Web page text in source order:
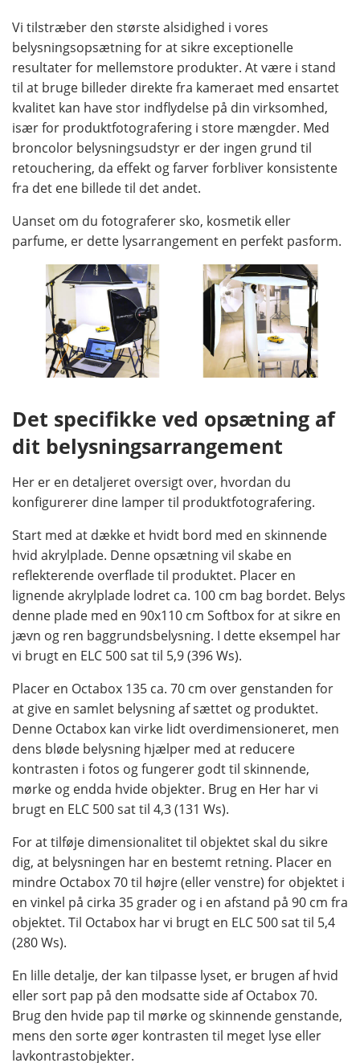
Vi tilstræber den største alsidighed i vores
belysningsopsætning for at sikre exceptionelle
resultater for mellemstore produkter. At være i stand
til at bruge billeder direkte fra kameraet med ensartet
kvalitet kan have stor indflydelse på din virksomhed,
især for produktfotografering i store mængder. Med
broncolor belysningsudstyr er der ingen grund til
retouchering, da effekt og farver forbliver konsistente
fra det ene billede til det andet.
Uanset om du fotograferer sko, kosmetik eller
parfume, er dette lysarrangement en perfekt pasform.
Det specifikke ved opsætning af
dit belysningsarrangement
Her er en detaljeret oversigt over, hvordan du
konfigurerer dine lamper til produktfotografering.
Start med at dække et hvidt bord med en skinnende
hvid akrylplade. Denne opsætning vil skabe en
reflekterende overflade til produktet. Placer en
lignende akrylplade lodret ca. 100 cm bag bordet. Belys
denne plade med en 90x110 cm Softbox for at sikre en
jævn og ren baggrundsbelysning. I dette eksempel har
vi brugt en ELC 500 sat til 5,9 (396 Ws).
Placer en Octabox 135 ca. 70 cm over genstanden for
at give en samlet belysning af sættet og produktet.
Denne Octabox kan virke lidt overdimensioneret, men
dens bløde belysning hjælper med at reducere
kontrasten i fotos og fungerer godt til skinnende,
mørke og endda hvide objekter. Brug en Her har vi
brugt en ELC 500 sat til 4,3 (131 Ws).
For at tilføje dimensionalitet til objektet skal du sikre
dig, at belysningen har en bestemt retning. Placer en
mindre Octabox 70 til højre (eller venstre) for objektet i
en vinkel på cirka 35 grader og i en afstand på 90 cm fra
objektet. Til Octabox har vi brugt en ELC 500 sat til 5,4
(280 Ws).
En lille detalje, der kan tilpasse lyset, er brugen af ​​hvid
eller sort pap på den modsatte side af Octabox 70.
Brug den hvide pap til mørke og skinnende genstande,
mens den sorte øger kontrasten til meget lyse eller
lavkontrastobjekter.